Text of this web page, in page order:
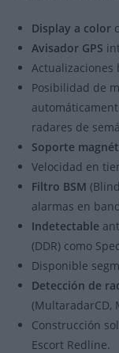
Display a color
Avisador GPS
Actualizaciones
Posibilidad de
radares de
Soporte
Velocidad en
Filtro BSM
alarmas en
Indetectable
(DDR) como
Disponible
Detección de
(MultaradarCD,
Construcción
Escort Redline.